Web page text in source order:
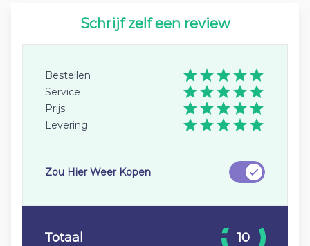
Schrijf zelf een review
Bestellen
Service
Prijs
Levering
Zou Hier Weer Kopen
Totaal 10